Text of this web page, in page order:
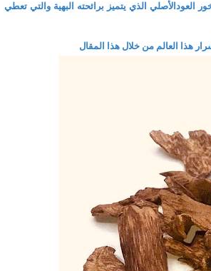
الذي يتميز برائحته البهية والتي تعطي
هذا العالم من خلال هذا المقال